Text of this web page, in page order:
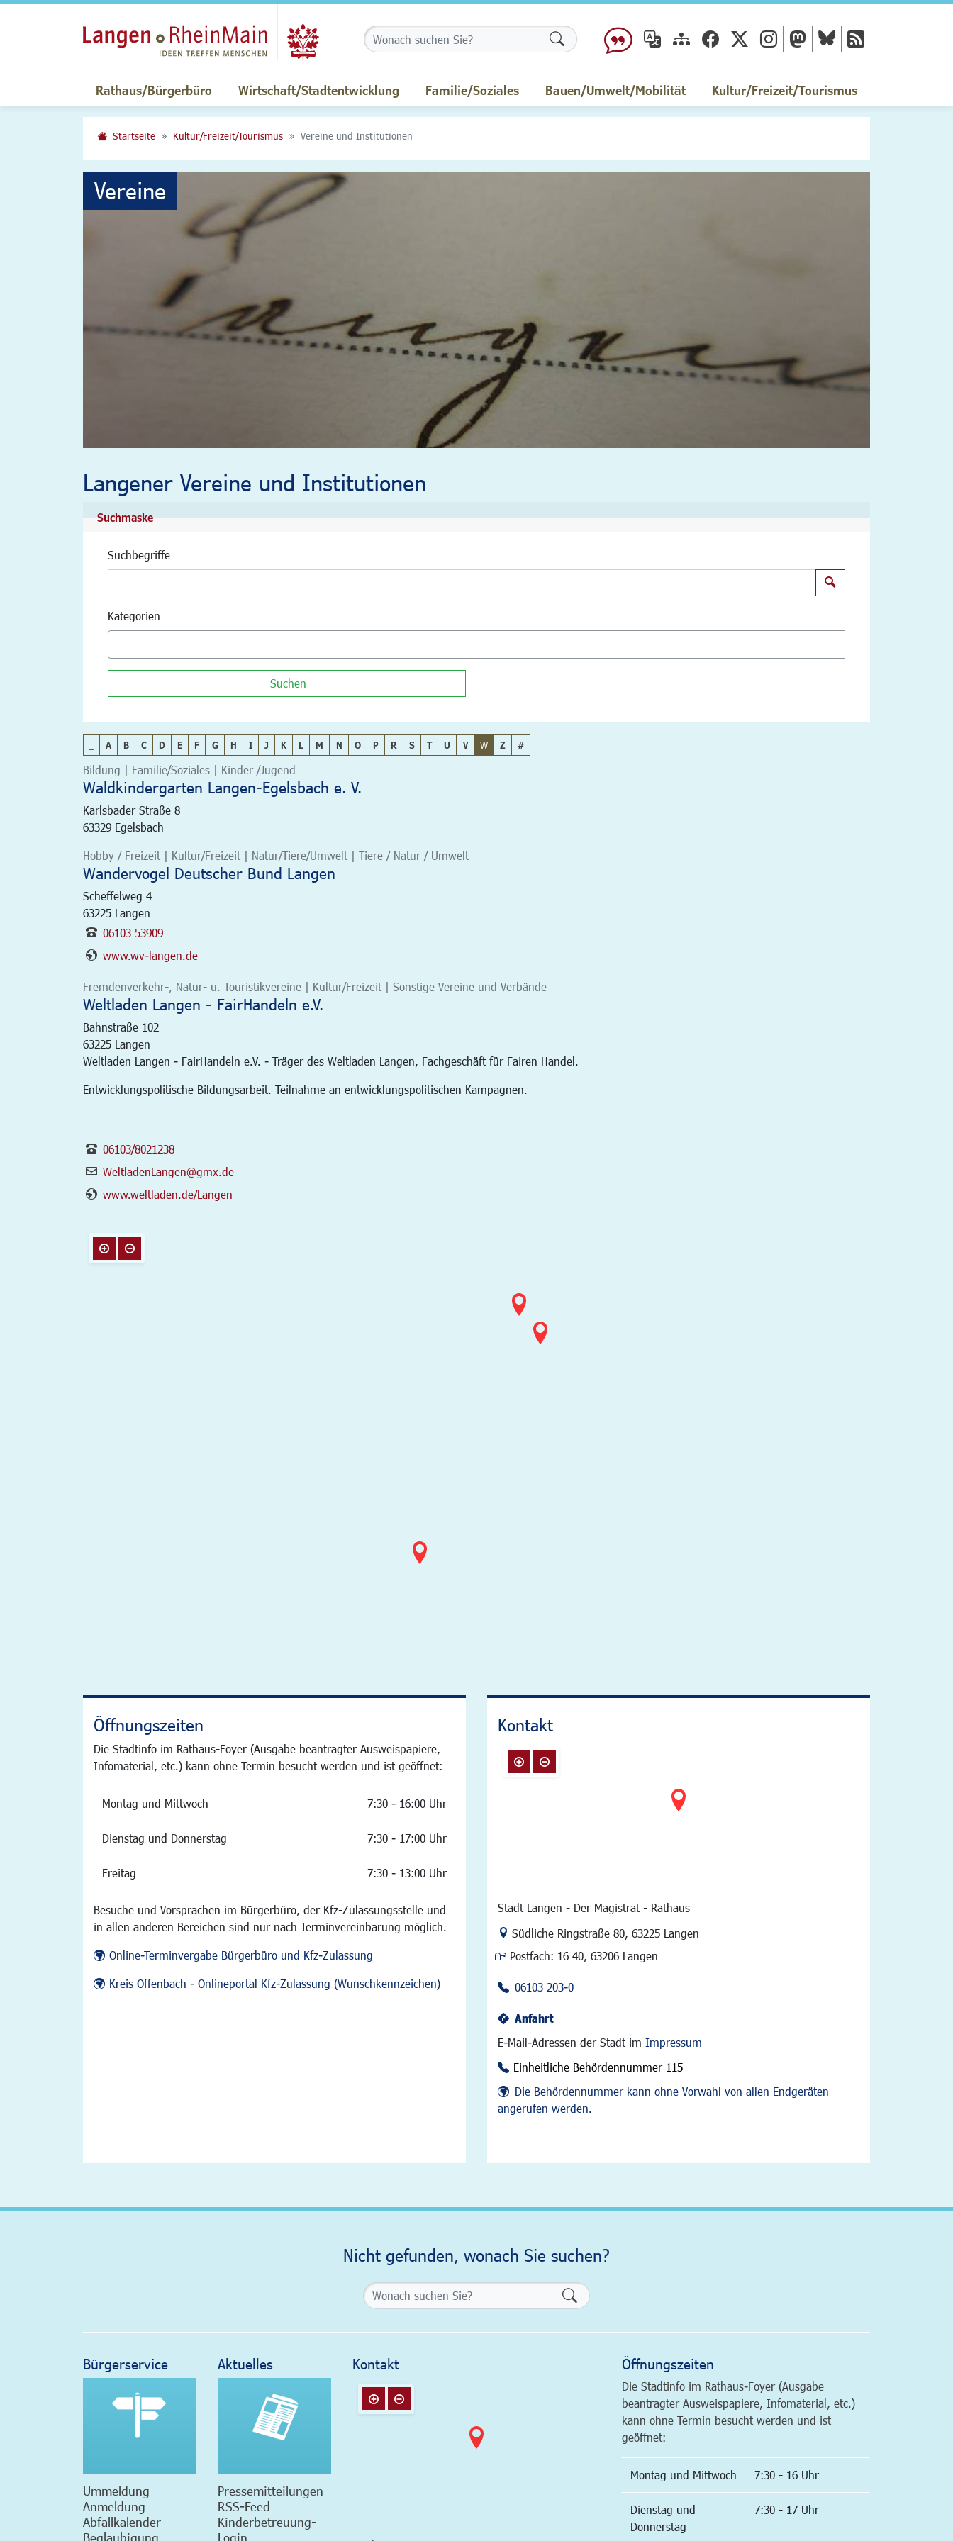
Formularschaltfläche
Rathaus/Bürgerbüro Wirtschaft/Stadtentwicklung Familie/Soziales Bauen/Umwelt/Mobilität Kultur/Freizeit/Tourismus
Startseite Kultur/Freizeit/Tourismus Vereine und Institutionen
Vereine
Langener Vereine und Institutionen
Suchmaske
Suchbegriffe
Kategorien
Suchen
A B C D E F G H I J K L M N O P R S T U V W Z #
Bildung | Familie/Soziales | Kinder /Jugend
Waldkindergarten Langen-Egelsbach e. V.
Karlsbader Straße 8
63329 Egelsbach
Hobby / Freizeit | Kultur/Freizeit | Natur/Tiere/Umwelt | Tiere / Natur / Umwelt
Wandervogel Deutscher Bund Langen
Scheffelweg 4
63225 Langen
06103 53909
www.wv-langen.de
Fremdenverkehr-, Natur- u. Touristikvereine | Kultur/Freizeit | Sonstige Vereine und Verbände
Weltladen Langen - FairHandeln e.V.
Bahnstraße 102
63225 Langen
Weltladen Langen - FairHandeln e.V. - Träger des Weltladen Langen, Fachgeschäft für Fairen Handel.
Entwicklungspolitische Bildungsarbeit. Teilnahme an entwicklungspolitischen Kampagnen.
06103/8021238
WeltladenLangen@gmx.de
www.weltladen.de/Langen
Öffnungszeiten
Die Stadtinfo im Rathaus-Foyer (Ausgabe beantragter Ausweispapiere,
Infomaterial, etc.) kann ohne Termin besucht werden und ist geöffnet:
Montag und Mittwoch 7:30 - 16:00 Uhr
Dienstag und Donnerstag 7:30 - 17:00 Uhr
Freitag 7:30 - 13:00 Uhr
Besuche und Vorsprachen im Bürgerbüro, der Kfz-Zulassungsstelle und
in allen anderen Bereichen sind nur nach Terminvereinbarung möglich.
Online-Terminvergabe Bürgerbüro und Kfz-Zulassung
Kreis Offenbach - Onlineportal Kfz-Zulassung (Wunschkennzeichen)
Kontakt
Stadt Langen - Der Magistrat - Rathaus
Link zur Google-Maps Navigation
Südliche Ringstraße 80, 63225 Langen
Postfach: 16 40, 63206 Langen
06103 203-0
Anfahrt
E-Mail-Adressen der Stadt im Impressum
Einheitliche Behördennummer 115
Die Behördennummer kann ohne Vorwahl von allen Endgeräten
angerufen werden.
Nicht gefunden, wonach Sie suchen?
Formularschaltfläche
Bürgerservice
Ummeldung
Anmeldung
Abfallkalender
Beglaubigung
Aktuelles
Pressemitteilungen
RSS-Feed
Kinderbetreuung-
Login
Kontakt Öffnungszeiten
Die Stadtinfo im Rathaus-Foyer (Ausgabe
beantragter Ausweispapiere, Infomaterial, etc.)
kann ohne Termin besucht werden und ist
geöffnet:
Montag und Mittwoch 7:30 - 16 Uhr
Dienstag und
Donnerstag
7:30 - 17 Uhr